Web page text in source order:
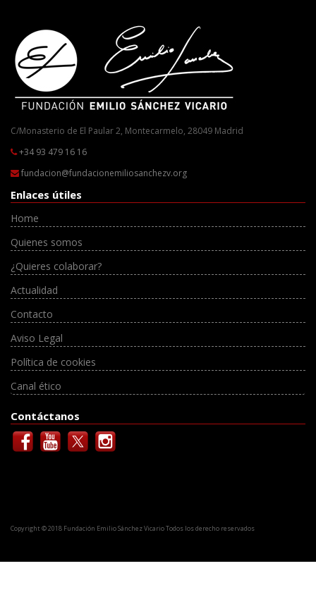
C/Monasterio de El Paular 2, Montecarmelo, 28049 Madrid
+34 93 479 16 16
fundacion@fundacionemiliosanchezv.org
Enlaces útiles
Home
Quienes somos
¿Quieres colaborar?
Actualidad
Contacto
Aviso Legal
Política de cookies
Canal ético
Contáctanos
Copyright © 2018 Fundación Emilio Sánchez Vicario Todos los derecho reservados